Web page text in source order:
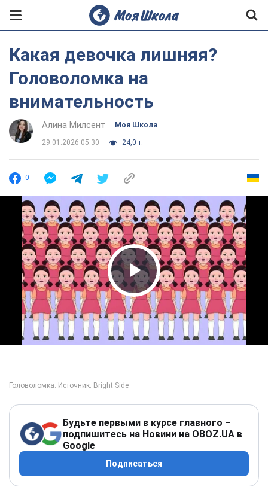
Какая девочка лишняя?
Головоломка на
внимательность
Алина Милсент Моя Школа
29.01.2026 05:30 24,0 т.
0
Play Video
Будьте первыми в курсе главного –
подпишитесь на Новини на OBOZ.UA в
Google
Подписаться